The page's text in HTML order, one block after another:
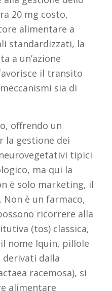
20 mg costo,
alimentare a
standardizzati, la
a un’azione
il transito
sia di
offrendo un
la gestione dei
tipici
ma qui la
è solo marketing, il
è un farmaco,
ricorrere alla
(tos) classica,
nome lquin, pillole
derivati dalla
racemosa), si
alimentare